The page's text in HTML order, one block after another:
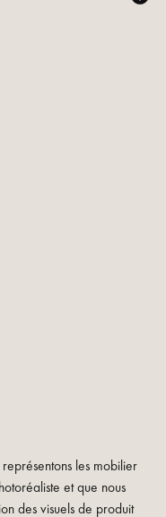
les mobilier
et que nous
des visuels de produit